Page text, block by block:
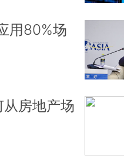
用80%场
房地产场